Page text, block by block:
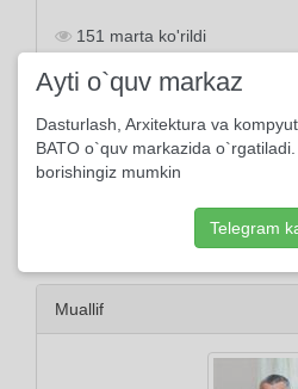
151 marta ko'rildi
0 kishi kutubxonasiga qo'shdi
odam zamon
Muallif
Ayti o`quv markaz
Dasturlash, Arxitektura va
BATO o`quv markazida
borishingiz mumkin
Telegram